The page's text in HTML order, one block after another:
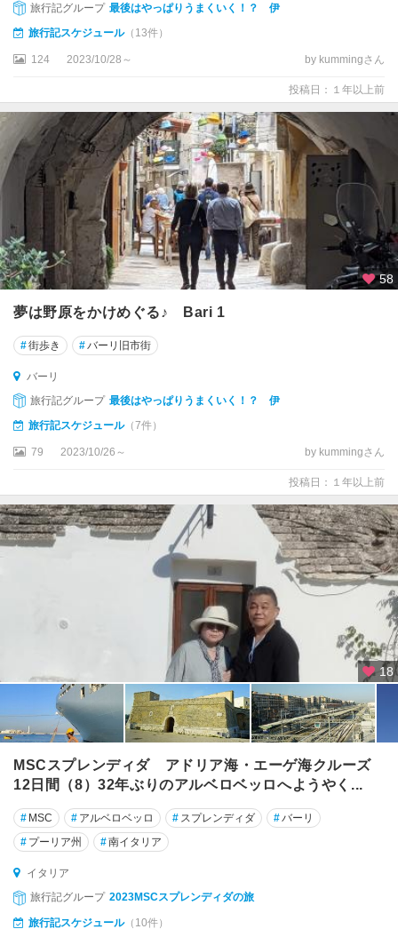
タ
州
サ
ノ
デ
ッ
パ
バ
ー
ス
ト
ム
パ
ド
ヴ
エ
ビ
ー
バ
レ
ン
チ
ア
旅行記グループ 最後はやっぱりうまくいく！？ 伊
旅行記スケジュール（13件）
124 2023/10/28～ by kummingさん
投稿日：１年以上前
58
夢は野原をかけめぐる♪ Bari 1
#街歩き #バーリ旧市街
バーリ
旅行記グループ 最後はやっぱりうまくいく！？ 伊
旅行記スケジュール（7件）
79 2023/10/26～ by kummingさん
投稿日：１年以上前
18
MSCスプレンディダ アドリア海・エーゲ海クルーズ
12日間（8）32年ぶりのアルベロベッロへようやく...
# MSC # アルベロベッロ # スプレンディダ #バーリ
# プーリア州 #南イタリア
イタリア
旅行記グループ 2023MSCスプレンディダの旅
旅行記スケジュール（10件）